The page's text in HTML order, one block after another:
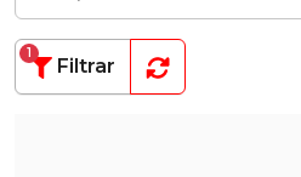
Filtrar
1